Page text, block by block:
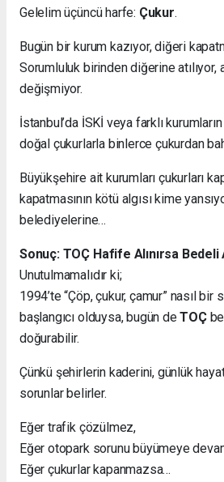
Gelelim üçüncü harfe: Çukur.
Bugün bir kurum kazıyor, diğeri
Sorumluluk birinden diğerine atılıyor,
değişmiyor.
İstanbul’da İSKİ veya farklı
doğal çukurlarla binlerce çukurdan
Büyükşehire ait kurumları çukurları
kapatmasının kötü algısı kime
belediyelerine…
Sonuç: TOÇ Hafife Alınırsa Bedeli
Unutulmamalıdır ki;
1994’te “Çöp, çukur, çamur” nasıl
başlangıcı olduysa, bugün deTOÇ
doğurabilir.
Çünkü şehirlerin kaderini, günlük
sorunlar belirler.
Eğer trafik çözülmez,
Eğer otopark sorunu büyümeye
Eğer çukurlar kapanmazsa…